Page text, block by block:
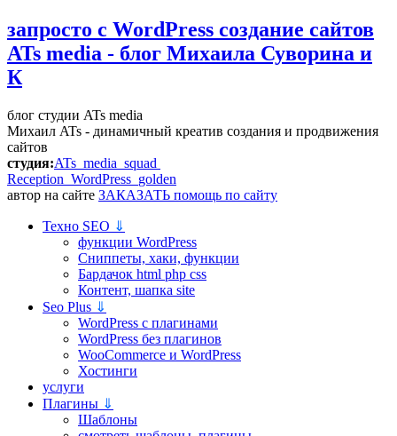
запросто с WordPress создание сайтов
ATs media - блог Михаила Суворина и
К
блог студии ATs media
Михаил ATs - динамичный креатив создания и продвижения
сайтов
студия:ATs media squad
Reception WordPress golden
автор на сайте ЗАКАЗАТЬ помощь по сайту
Техно SEO ⇓
функции WordPress
Сниппеты, хаки, функции
Бардачок html php css
Контент, шапка site
Seo Plus ⇓
WordPress c плагинами
WordPress без плагинов
WooCommerce и WordPress
Хостинги
услуги
Плагины ⇓
Шаблоны